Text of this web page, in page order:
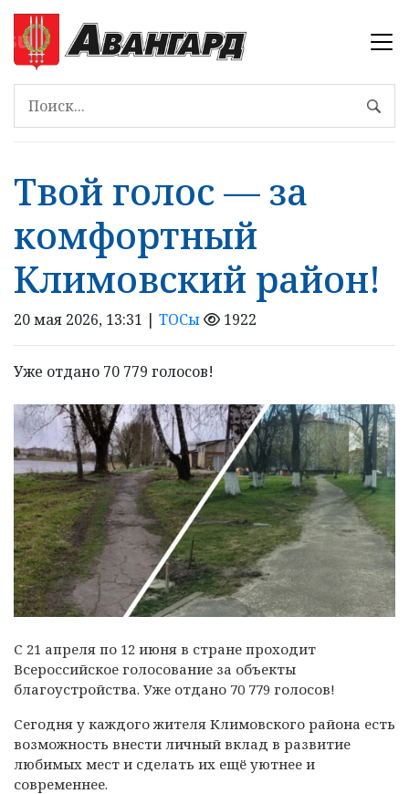
Твой голос — за
комфортный
Климовский район!
20 мая 2026, 13:31 | ТОСы 1922
Уже отдано 70 779 голосов!
С 21 апреля по 12 июня в стране проходит
Всероссийское голосование за объекты
благоустройства. Уже отдано 70 779 голосов!
Сегодня у каждого жителя Климовского района есть
возможность внести личный вклад в развитие
любимых мест и сделать их ещё уютнее и
современнее.